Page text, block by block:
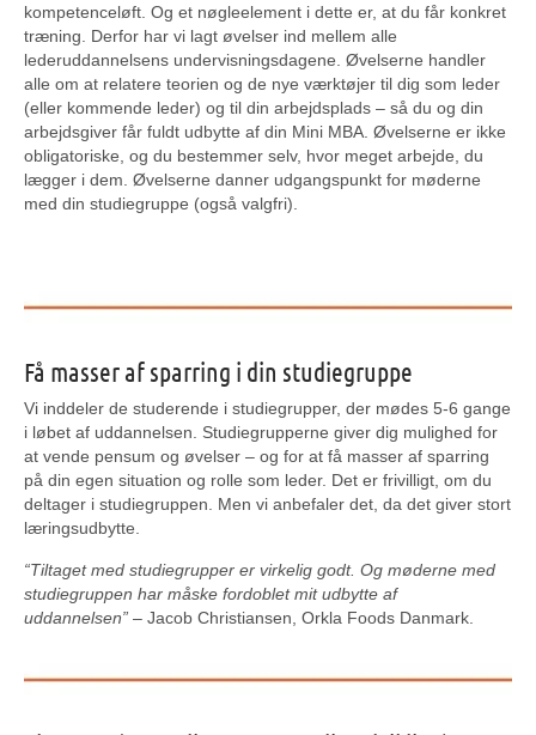
kompetenceløft. Og et nøgleelement i dette er, at du får konkret
træning. Derfor har vi lagt øvelser ind mellem alle
lederuddannelsens undervisningsdagene. Øvelserne handler
alle om at relatere teorien og de nye værktøjer til dig som leder
(eller kommende leder) og til din arbejdsplads – så du og din
arbejdsgiver får fuldt udbytte af din Mini MBA. Øvelserne er ikke
obligatoriske, og du bestemmer selv, hvor meget arbejde, du
lægger i dem. Øvelserne danner udgangspunkt for møderne
med din studiegruppe (også valgfri).
Få masser af sparring i din studiegruppe
Vi inddeler de studerende i studiegrupper, der mødes 5-6 gange
i løbet af uddannelsen. Studiegrupperne giver dig mulighed for
at vende pensum og øvelser – og for at få masser af sparring
på din egen situation og rolle som leder. Det er frivilligt, om du
deltager i studiegruppen. Men vi anbefaler det, da det giver stort
læringsudbytte.
“Tiltaget med studiegrupper er virkelig godt. Og møderne med
studiegruppen har måske fordoblet mit udbytte af
uddannelsen” – Jacob Christiansen, Orkla Foods Danmark.